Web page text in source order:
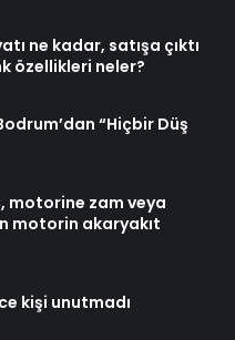
ne kadar, satışa çıktı
özellikleri neler?
“Hiçbir Düş
motorine zam veya
motorin akaryakıt
kişi unutmadı